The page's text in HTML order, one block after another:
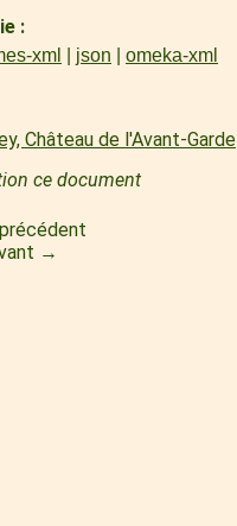
xml json omeka-xml
Château de l'Avant-Garde
ce document
→